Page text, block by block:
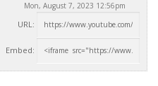
Mon, August 7, 2023 12:56pm
URL:
Embed: